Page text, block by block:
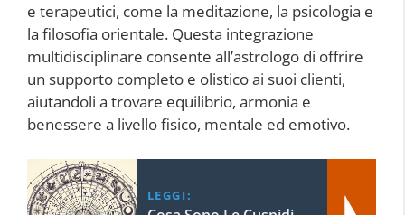
e terapeutici, come la meditazione, la psicologia e
la filosofia orientale. Questa integrazione
multidisciplinare consente all’astrologo di offrire
un supporto completo e olistico ai suoi clienti,
aiutandoli a trovare equilibrio, armonia e
benessere a livello fisico, mentale ed emotivo.
LEGGI: